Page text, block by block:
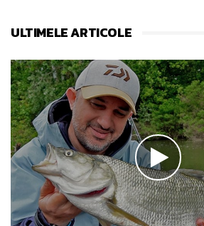
ULTIMELE ARTICOLE